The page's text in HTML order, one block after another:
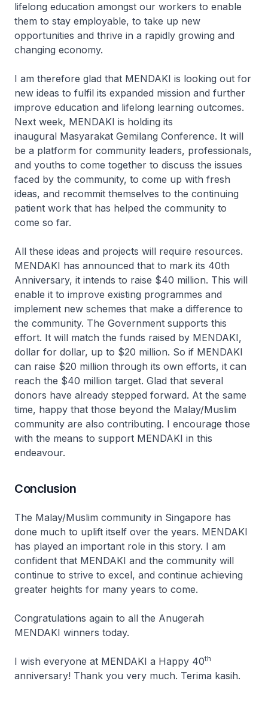
lifelong education amongst our workers to enable
them to stay employable, to take up new
opportunities and thrive in a rapidly growing and
changing economy.
I am therefore glad that MENDAKI is looking out for
new ideas to fulfil its expanded mission and further
improve education and lifelong learning outcomes.
Next week, MENDAKI is holding its
inaugural Masyarakat Gemilang Conference. It will
be a platform for community leaders, professionals,
and youths to come together to discuss the issues
faced by the community, to come up with fresh
ideas, and recommit themselves to the continuing
patient work that has helped the community to
come so far.
All these ideas and projects will require resources.
MENDAKI has announced that to mark its 40th
Anniversary, it intends to raise $40 million. This will
enable it to improve existing programmes and
implement new schemes that make a difference to
the community. The Government supports this
effort. It will match the funds raised by MENDAKI,
dollar for dollar, up to $20 million. So if MENDAKI
can raise $20 million through its own efforts, it can
reach the $40 million target. Glad that several
donors have already stepped forward. At the same
time, happy that those beyond the Malay/Muslim
community are also contributing. I encourage those
with the means to support MENDAKI in this
endeavour.
Conclusion
The Malay/Muslim community in Singapore has
done much to uplift itself over the years. MENDAKI
has played an important role in this story. I am
confident that MENDAKI and the community will
continue to strive to excel, and continue achieving
greater heights for many years to come.
Congratulations again to all the Anugerah
MENDAKI winners today.
I wish everyone at MENDAKI a Happy 40th
anniversary! Thank you very much. Terima kasih.